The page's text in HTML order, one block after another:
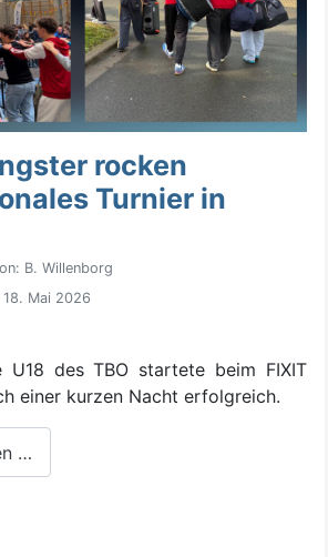
rocken
Turnier in
B. Willenborg
Mai 2026
U18 des TBO startete beim FIXIT
einer kurzen Nacht erfolgreich.
…